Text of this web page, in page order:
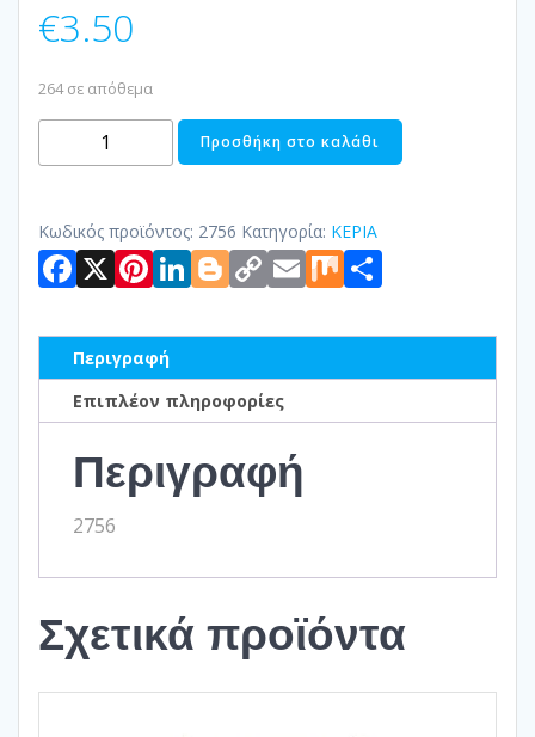
€3.50
264 σε απόθεμα
ΚΟΡΜΟΣ
Προσθήκη στο καλάθι
Κωδικός προϊόντος: 2756 Κατηγορία: ΚΕΡΙΑ
Facebook
X Pinterest
LinkedIn
Blogger
Copy
Link
Email
Mix
Περιγραφή
Επιπλέον πληροφορίες
Περιγραφή
2756
Σχετικά προϊόντα